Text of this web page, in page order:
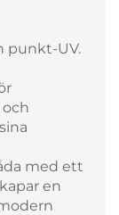
punkt-UV.
med ett
en